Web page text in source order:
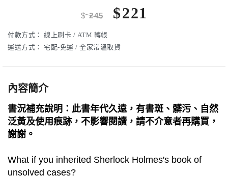
$245 $221
付款方式： 線上刷卡 / ATM 轉帳
運送方式：
宅配-免運 / 全家常溫取貨
內容簡介
書況補充說明：此書年代久遠，有書斑、髒污、自然
泛黃及使用痕跡，不影響閱讀，請不介意者再購買，
謝謝。
What if you inherited Sherlock Holmes's book of
unsolved cases?